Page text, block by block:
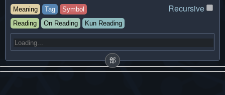
Recursive
Meaning Tag
Symbol
Reading
On Reading Kun Reading
部